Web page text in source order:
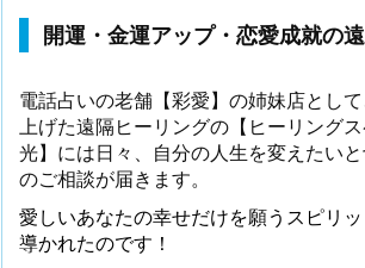
開運・金運アップ・恋愛成就の
電話占いの老舗【彩愛】の姉妹店とし
上げた遠隔ヒーリングの【ヒーリング
光】には日々、自分の人生を変えたい
のご相談が届きます。
愛しいあなたの幸せだけを願うスピリ
導かれたのです！